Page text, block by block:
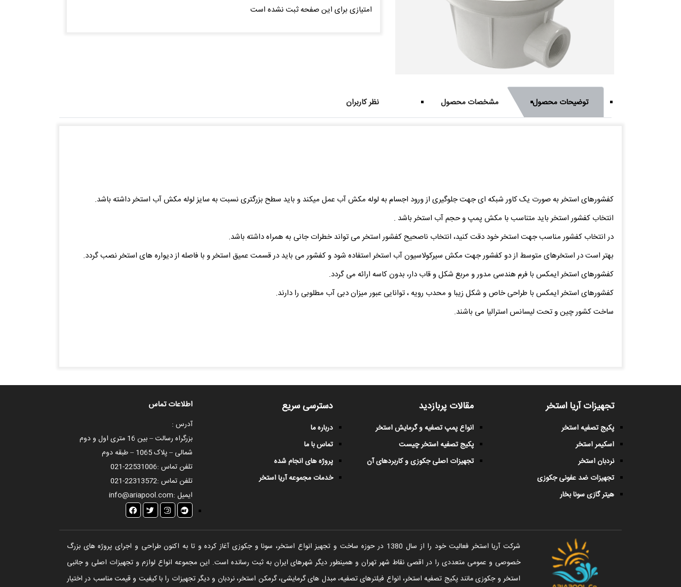
امتیازی برای این صفحه ثبت نشده است
توضیحات محصول مشخصات محصول نظر کاربران
کفشورهای استخر به صورت یک کاور شبکه ای جهت جلوگیری از ورود اجسام به لوله مکش آب عمل میکند و باید سطح بزرگتری نسبت به سایز لوله مکش آب استخر داشته باشد.
انتخاب کفشور استخر باید متناسب با مکش پمپ و حجم آب استخر باشد .
در انتخاب کفشور مناسب جهت استخر خود دقت کنید، انتخاب ناصحیح کفشور استخر می تواند خطرات جانی به همراه داشته باشد.
بهتر است در استخرهای متوسط از دو کفشور جهت مکش سیرکولاسیون آب استخر استفاده شود و کفشور می باید در قسمت عمیق استخر و با فاصله از دیواره های استخر نصب گردد.
کفشورهای استخر ایمکس با فرم هندسی مدور و مربع شکل و قاب دار، بدون کاسه ارائه می گردد.
کفشورهای استخر ایمکس با طراحی خاص و شکل زیبا و محدب رویه ، توانایی عبور میزان دبی آب مطلوبی را دارند.
ساخت کشور چین و تحت لیسانس استرالیا می باشند.
تجهیزات آریا استخر
پکیج تصفیه استخر
اسکیمر استخر
نردبان استخر
تجهیزات ضد عفونی جکوزی
هیتر گازی سونا بخار
مقالات پربازدید
انواع پمپ تصفیه و گرمایش استخر
پکیج تصفیه استخر چیست
تجهیزات اصلی جکوزی و کاربردهای آن
دسترسی سریع
درباره ما
تماس با ما
پروژه های انجام شده
خدمات مجموعه آریا استخر
اطلاعات تماس
آدرس :
بزرگراه رسالت – بین 16 متری اول و دوم
شمالی – پلاک 1065 – طبقه دوم
تلفن تماس :021-22531006
تلفن تماس :021-22313572
ایمیل :info@ariapool.com
شرکت آریا استخر فعالیت خود را از سال 1380 در حوزه ساخت و تجهیز انواع استخر، سونا و جکوزی آغاز کرده و تا به اکنون طراحی و اجرای پروژه های بزرگ
خصوصی و عمومی متعددی را در اقصی نقاط شهر تهران و همینطور دیگر شهرهای ایران به ثبت رسانده است. این مجموعه انواع لوازم و تجهیزات اصلی و جانبی
استخر و جکوزی مانند پکیج تصفیه استخر، انواع فیلترهای تصفیه، مبدل های گرمایشی، گرمکن استخر، نردبان و دیگر تجهیزات را با کیفیت و قیمت مناسب در اختیار